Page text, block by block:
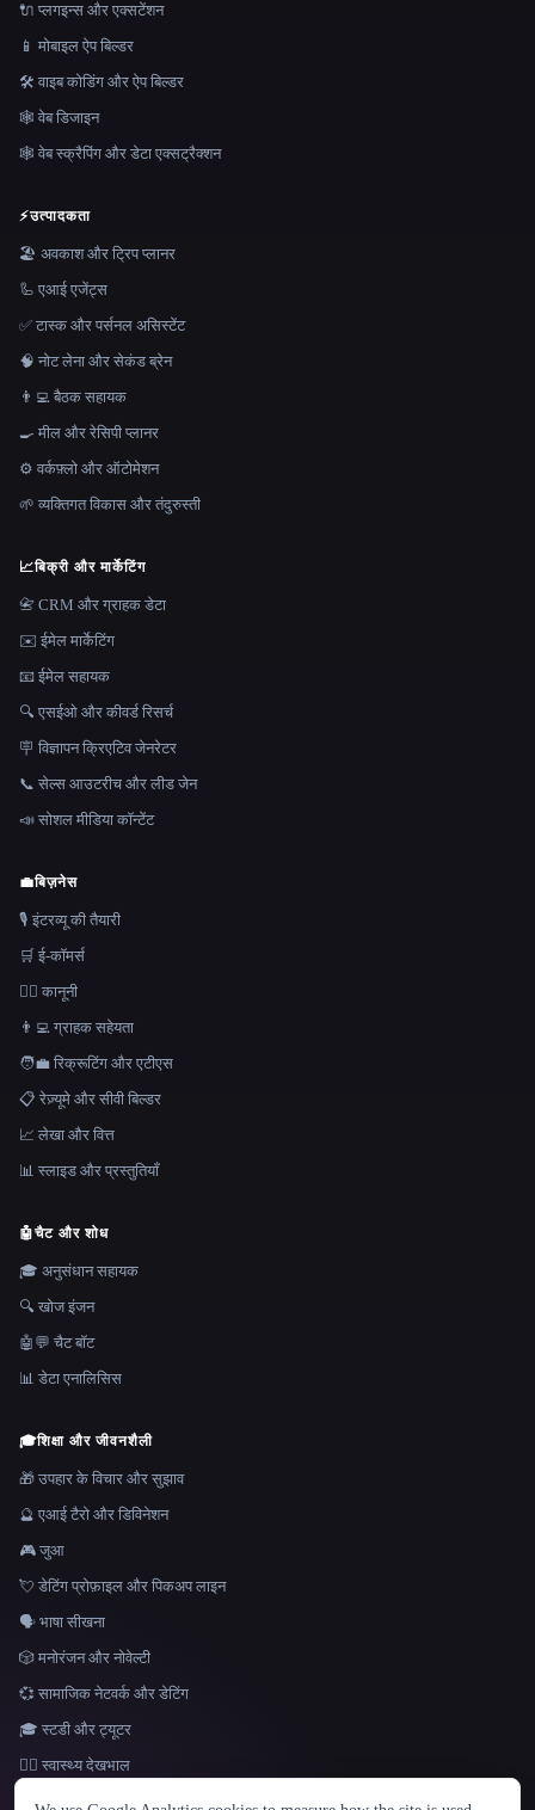
भाषा
🔌 प्लगइन्स और एक्सटेंशन
📱 मोबाइल ऐप बिल्डर
🛠️ वाइब कोडिंग और ऐप बिल्डर
🕸 वेब डिजाइन
🕸️ वेब स्क्रैपिंग और डेटा एक्सट्रैक्शन
⚡उत्पादकता
🏖 अवकाश और ट्रिप प्लानर
🦾 एआई एजेंट्स
✅ टास्क और पर्सनल असिस्टेंट
🧠 नोट लेना और सेकंड ब्रेन
👨‍💻 बैठक सहायक
🍳 मील और रेसिपी प्लानर
⚙️ वर्कफ़्लो और ऑटोमेशन
🌱 व्यक्तिगत विकास और तंदुरुस्ती
📈बिक्री और मार्केटिंग
📇 CRM और ग्राहक डेटा
✉️ ईमेल मार्केटिंग
📧 ईमेल सहायक
🔍 एसईओ और कीवर्ड रिसर्च
🪧 विज्ञापन क्रिएटिव जेनरेटर
📞 सेल्स आउटरीच और लीड जेन
📣 सोशल मीडिया कॉन्टेंट
💼बिज़नेस
🎙️ इंटरव्यू की तैयारी
🛒 ई-कॉमर्स
👩‍⚖️ कानूनी
👨‍💻 ग्राहक सहेयता
🧑‍💼 रिक्रूटिंग और एटीएस
📋 रेज़्यूमे और सीवी बिल्डर
📈 लेखा और वित्त
📊 स्लाइड और प्रस्तुतियाँ
🤖चैट और शोध
🎓 अनुसंधान सहायक
🔍 खोज इंजन
🤖💬 चैट बॉट
📊 डेटा एनालिसिस
🎓शिक्षा और जीवनशैली
🎁 उपहार के विचार और सुझाव
🔮 एआई टैरो और डिविनेशन
🎮 जुआ
💘 डेटिंग प्रोफ़ाइल और पिकअप लाइन
🗣️ भाषा सीखना
🎲 मनोरंजन और नोवेल्टी
💞 सामाजिक नेटवर्क और डेटिंग
🎓 स्टडी और ट्यूटर
👩‍⚕️ स्वास्थ्य देखभाल